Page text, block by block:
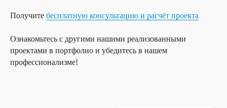
Получите бесплатную консультацию и расчёт проекта
Ознакомьтесь с другими нашими реализованными
проектами в портфолио и убедитесь в нашем
профессионализме!